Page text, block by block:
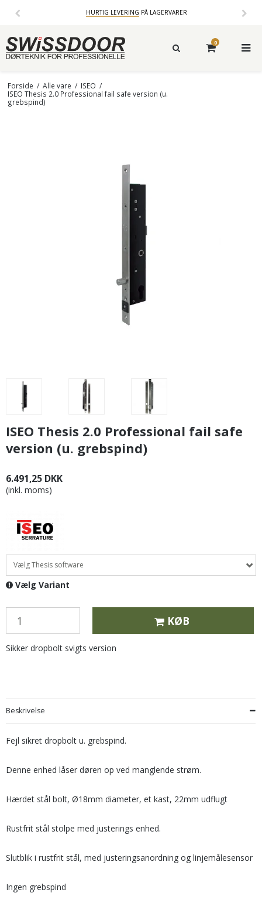
HURTIG LEVERING PÅ LAGERVARER
0
Forside / Alle vare / ISEO /
ISEO Thesis 2.0 Professional fail safe version (u.
grebspind)
ISEO Thesis 2.0 Professional fail safe
version (u. grebspind)
6.491,25 DKK
(inkl. moms)
Vælg Thesis software
Vælg Variant
KØB
Sikker dropbolt svigts version
Beskrivelse
Fejl sikret dropbolt u. grebspind.
Denne enhed låser døren op ved manglende strøm.
Hærdet stål bolt, Ø18mm diameter, et kast, 22mm udflugt
Rustfrit stål stolpe med justerings enhed.
Slutblik i rustfrit stål, med justeringsanordning og linjemålesensor
Ingen grebspind